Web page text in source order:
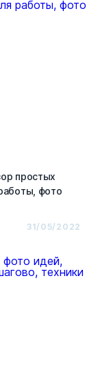
простых
фото
31/05/2022